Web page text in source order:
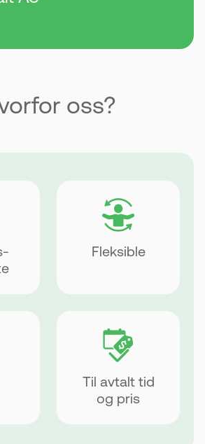
oss?
Fleksible
Til avtalt tid
og pris